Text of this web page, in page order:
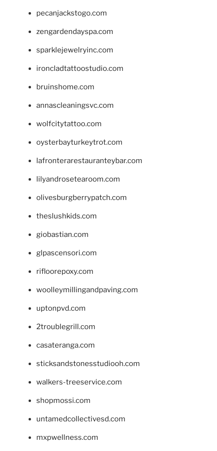
pecanjackstogo.com
zengardendayspa.com
sparklejewelryinc.com
ironcladtattoostudio.com
bruinshome.com
annascleaningsvc.com
wolfcitytattoo.com
oysterbayturkeytrot.com
lafronterarestauranteybar.com
lilyandrosetearoom.com
olivesburgberrypatch.com
theslushkids.com
giobastian.com
glpascensori.com
rifloorepoxy.com
woolleymillingandpaving.com
uptonpvd.com
2troublegrill.com
casateranga.com
sticksandstonesstudiooh.com
walkers-treeservice.com
shopmossi.com
untamedcollectivesd.com
mxpwellness.com